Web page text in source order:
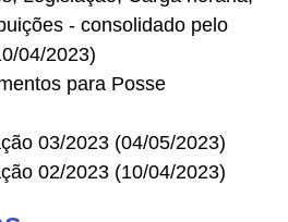
- consolidado pelo
04/2023)
para Posse
03/2023 (04/05/2023)
02/2023 (10/04/2023)